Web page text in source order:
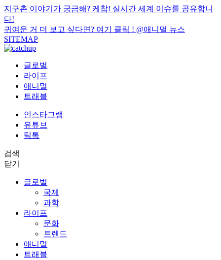
지구촌 이야기가 궁금해? 케찹! 실시간 세계 이슈를 공유합니
다!
귀여운 거 더 보고 싶다면? 여기 클릭 ! @애니멀 뉴스
SITEMAP
글로벌
라이프
애니멀
트래블
인스타그램
유튜브
틱톡
검색
닫기
글로벌
국제
과학
라이프
문화
트렌드
애니멀
트래블